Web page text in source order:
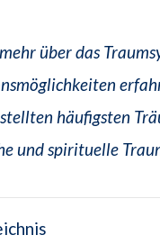
über das
häufigsten
und spirituelle